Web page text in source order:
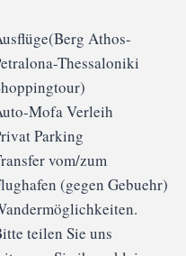
Athos-
Thessaloniki
Mofa Verleih
Parking
vom/zum
(gegen Gebuehr)
teilen Sie uns